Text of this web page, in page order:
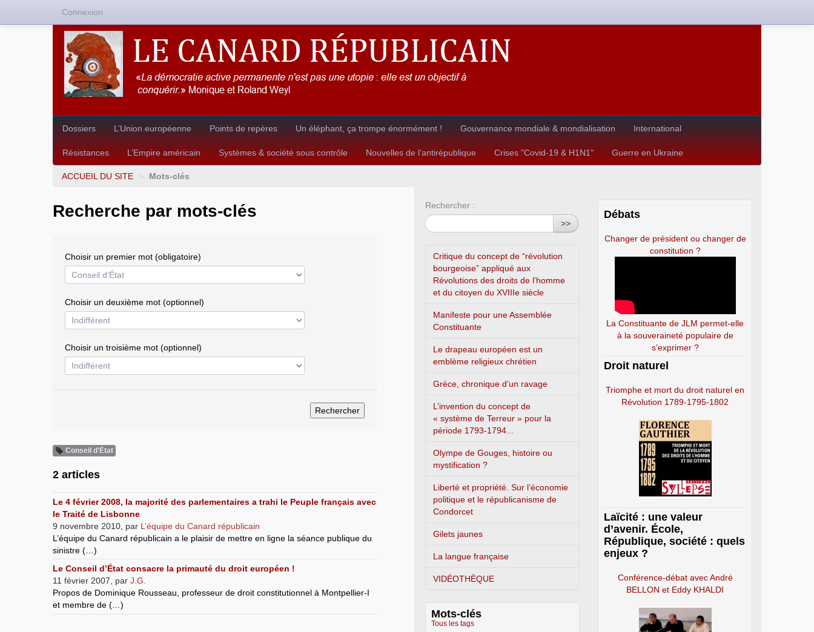
Dossiers L’Union européenne Points de repères Un éléphant, ça trompe énormément ! Gouvernance mondiale & mondialisation International
Résistances L’Empire américain Systèmes & société sous contrôle Nouvelles de l’antirépublique Crises "Covid-19 & H1N1" Guerre en Ukraine
ACCUEIL DU SITE > Mots-clés
Recherche par mots-clés
Choisir un premier mot (obligatoire)
Choisir un deuxième mot (optionnel)
Choisir un troisième mot (optionnel)
Conseil d’État
2 articles
Le 4 février 2008, la majorité des parlementaires a trahi le Peuple français avec
le Traité de Lisbonne
9 novembre 2010 par L’équipe du Canard républicain
L’équipe du Canard républicain a le plaisir de mettre en ligne la séance publique du
sinistre (…)
Le Conseil d’État consacre la primauté du droit européen !
11 février 2007
par J.G.
Propos de Dominique Rousseau, professeur de droit constitutionnel à Montpellier-I
et membre de (…)
Rechercher :
>>
Critique du concept de “révolution
bourgeoise” appliqué aux
Révolutions des droits de l’homme
et du citoyen du XVIIIe siècle
Manifeste pour une Assemblée
Constituante
Le drapeau européen est un
emblème religieux chrétien
Grèce, chronique d’un ravage
L’invention du concept de
« système de Terreur » pour la
période 1793-1794...
Olympe de Gouges, histoire ou
mystification ?
Liberté et propriété. Sur l’économie
politique et le républicanisme de
Condorcet
Gilets jaunes
La langue française
VIDÉOTHÈQUE
Mots-clés
Tous les tags
Débats
Changer de président ou changer de
constitution ?
La Constituante de JLM permet-elle
à la souveraineté populaire de
s’exprimer ?
Droit naturel
Triomphe et mort du droit naturel en
Révolution 1789-1795-1802
Laïcité : une valeur
d’avenir. École,
République, société : quels
enjeux ?
Conférence-débat avec André
BELLON et Eddy KHALDI
Connexion